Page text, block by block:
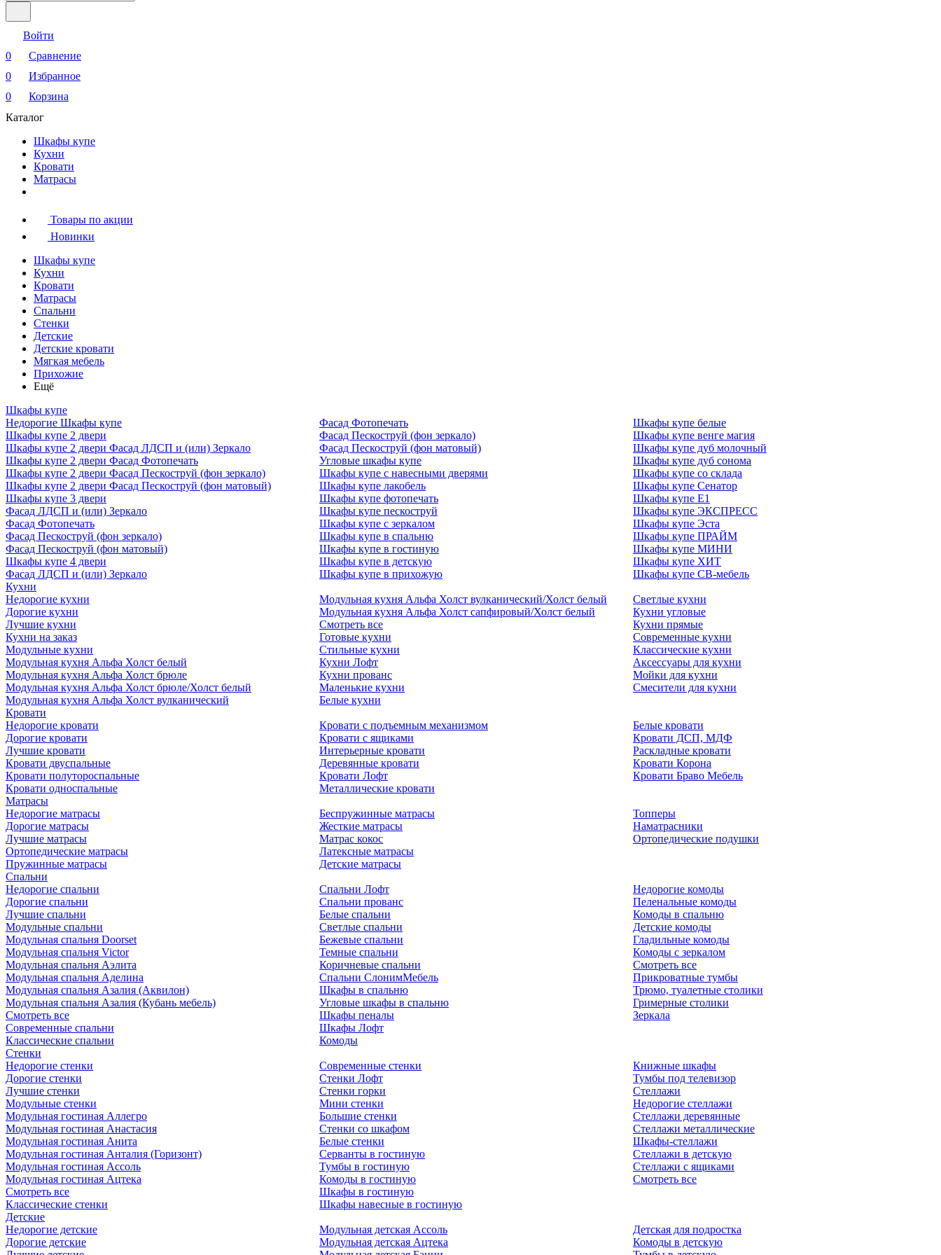
Войти
0
Сравнение
0
Избранное
0
Корзина
Каталог
Шкафы купе
Кухни
Кровати
Матрасы
Товары по акции
Новинки
Шкафы купе
Кухни
Кровати
Матрасы
Cпальни
Стенки
Детские
Детские кровати
Мягкая мебель
Прихожие
Ещё
Шкафы купе
Недорогие Шкафы купе
Шкафы купе 2 двери
Шкафы купе 2 двери Фасад ЛДСП и (или) Зеркало
Шкафы купе 2 двери Фасад Фотопечать
Шкафы купе 2 двери Фасад Пескоструй (фон зеркало)
Шкафы купе 2 двери Фасад Пескоструй (фон матовый)
Шкафы купе 3 двери
Фасад ЛДСП и (или) Зеркало
Фасад Фотопечать
Фасад Пескоструй (фон зеркало)
Фасад Пескоструй (фон матовый)
Шкафы купе 4 двери
Фасад ЛДСП и (или) Зеркало
Фасад Фотопечать
Фасад Пескоструй (фон зеркало)
Фасад Пескоструй (фон матовый)
Угловые шкафы купе
Шкафы купе с навесными дверями
Шкафы купе лакобель
Шкафы купе фотопечать
Шкафы купе пескоструй
Шкафы купе с зеркалом
Шкафы купе в спальню
Шкафы купе в гостиную
Шкафы купе в детскую
Шкафы купе в прихожую
Шкафы купе белые
Шкафы купе венге магия
Шкафы купе дуб молочный
Шкафы купе дуб сонома
Шкафы купе со склада
Шкафы купе Сенатор
Шкафы купе Е1
Шкафы купе ЭКСПРЕСС
Шкафы купе Эста
Шкафы купе ПРАЙМ
Шкафы купе МИНИ
Шкафы купе ХИТ
Шкафы купе СВ-мебель
Кухни
Недорогие кухни
Дорогие кухни
Лучшие кухни
Кухни на заказ
Модульные кухни
Модульная кухня Альфа Холст белый
Модульная кухня Альфа Холст брюле
Модульная кухня Альфа Холст брюле/Холст белый
Модульная кухня Альфа Холст вулканический
Модульная кухня Альфа Холст вулканический/Холст белый
Модульная кухня Альфа Холст сапфировый/Холст белый
Смотреть все
Готовые кухни
Стильные кухни
Кухни Лофт
Кухни прованс
Маленькие кухни
Белые кухни
Светлые кухни
Кухни угловые
Кухни прямые
Современные кухни
Классические кухни
Аксессуары для кухни
Мойки для кухни
Смесители для кухни
Кровати
Недорогие кровати
Дорогие кровати
Лучшие кровати
Кровати двуспальные
Кровати полутороспальные
Кровати односпальные
Кровати с подъемным механизмом
Кровати с ящиками
Интерьерные кровати
Деревянные кровати
Кровати Лофт
Металлические кровати
Белые кровати
Кровати ДСП, МДФ
Раскладные кровати
Кровати Корона
Кровати Браво Мебель
Матрасы
Недорогие матрасы
Дорогие матрасы
Лучшие матрасы
Ортопедические матрасы
Пружинные матрасы
Беспружинные матрасы
Жесткие матрасы
Матрас кокос
Латексные матрасы
Детские матрасы
Топперы
Наматрасники
Ортопедические подушки
Cпальни
Недорогие спальни
Дорогие спальни
Лучшие спальни
Модульные спальни
Модульная спальня Doorset
Модульная спальня Victor
Модульная спальня Аэлита
Модульная спальня Аделина
Модульная спальня Азалия (Аквилон)
Модульная спальня Азалия (Кубань мебель)
Смотреть все
Современные спальни
Классические спальни
Спальни Лофт
Спальни прованс
Белые спальни
Светлые спальни
Бежевые спальни
Темные спальни
Коричневые спальни
Спальни СлонимМебель
Шкафы в спальню
Угловые шкафы в спальню
Шкафы пеналы
Шкафы Лофт
Комоды
Недорогие комоды
Пеленальные комоды
Комоды в спальню
Детские комоды
Гладильные комоды
Комоды с зеркалом
Смотреть все
Прикроватные тумбы
Трюмо, туалетные столики
Гримерные столики
Зеркала
Стенки
Недорогие стенки
Дорогие стенки
Лучшие стенки
Модульные стенки
Модульная гостиная Аллегро
Модульная гостиная Анастасия
Модульная гостиная Анита
Модульная гостиная Анталия (Горизонт)
Модульная гостиная Ассоль
Модульная гостиная Ацтека
Смотреть все
Классические стенки
Современные стенки
Стенки Лофт
Стенки горки
Мини стенки
Большие стенки
Стенки со шкафом
Белые стенки
Серванты в гостиную
Тумбы в гостиную
Комоды в гостиную
Шкафы в гостиную
Шкафы навесные в гостиную
Книжные шкафы
Тумбы под телевизор
Стеллажи
Недорогие стеллажи
Стеллажи деревянные
Стеллажи металлические
Шкафы-стеллажи
Стеллажи в детскую
Стеллажи с ящиками
Смотреть все
Детские
Недорогие детские
Дорогие детские
Модульная детская Ассоль
Модульная детская Ацтека
Детская для подростка
Комоды в детскую